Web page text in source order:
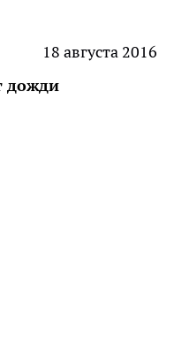
18 августа 2016
дожди